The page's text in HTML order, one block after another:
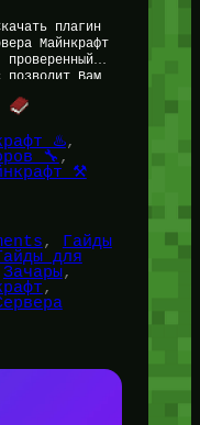
плагин
Майнкрафт
позволит Вам
на
♨️
🔧
⚒️
, Гайды
для
Зачары